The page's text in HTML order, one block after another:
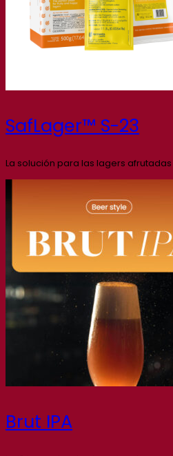
SafLager™ S-23
La solución para las lagers
Brut IPA